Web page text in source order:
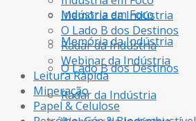
Indústria em Foco
Memória da Indústria
O Lado B dos Destinos
Radar da Indústria
Memória da Indústria
O Lado B dos Destinos
Radar da Indústria
Webinar da Indústria
Leitura Rápida
Mineração
Papel & Celulose